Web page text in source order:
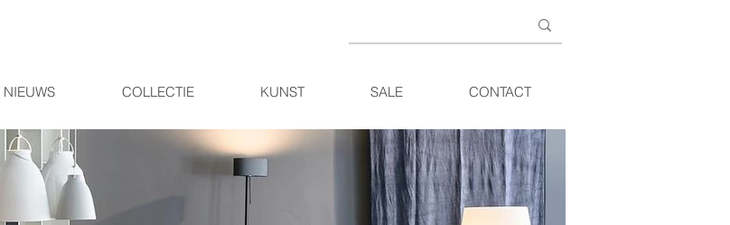
NIEUWS COLLECTIE KUNST SALE CONTACT